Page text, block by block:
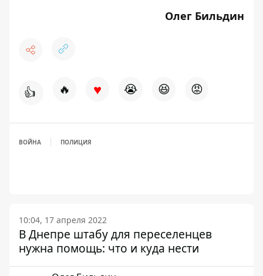
Олег Бильдин
👍 🔥 ♥ 😭 😆 😡
ВОЙНА ПОЛИЦИЯ
10:04, 17 апреля 2022
В Днепре штабу для переселенцев
нужна помощь: что и куда нести